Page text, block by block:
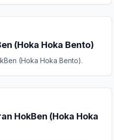
(Hoka Hoka Bento)
(Hoka Hoka Bento).
HokBen (Hoka Hoka